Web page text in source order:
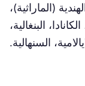
(الماراثية)،
البنغالية،
السنهالية.